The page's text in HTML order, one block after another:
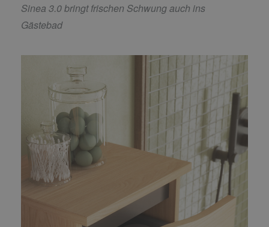
Sinea 3.0 bringt frischen Schwung auch ins
Gästebad